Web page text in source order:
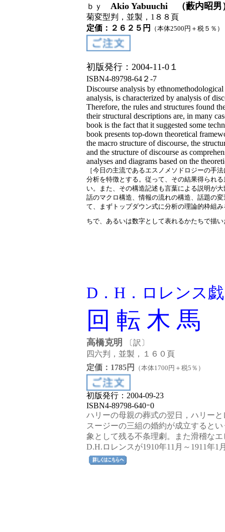
ｂｙ Akio Yabuuchi （藪内昭男
菊変型判，並製，1８８頁
定価：２６２５円
（本体2500円＋税５％ ）
初版発行：2004-11-0１
ISBN4-89798-64２-7
Discourse analysis by
analysis, is characterized by analysis of
Therefore, the rules and structures found
their structural descriptions are, in many
book is the fact that it suggested some
book presents top-down theoretical
the macro structure of discourse, the
and the structure of discourse as
analyses and diagrams based on the
［今日の主流であるエスノメソドロジーの手
分析を特徴とする。従って、その結果得られ
い。また、その構造記述も言葉による説明が
話のマクロ構造、情報の流れの構造、話題の
て、まずトップダウン式に分析の理論的枠組
ちで、あるいは数字として表れるかたちで描
D．H．ロレンス
回 転 木 馬
高橋克明
〔訳〕
四六判，並製，１６０頁
定価：1785円
（本体1700円＋税5％）
初版発行：2004-09-23
ISBN4-89798-640ｰ0
ハリーの母親の葬式の翌日，ハリー
スージーの三組の婚約が成立すると
象として残る不条理劇。また滑稽な
D.H.ロレンスが1910年11月～1911年